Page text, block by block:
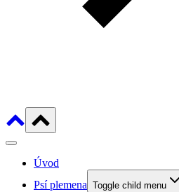
Úvod
Psí plemena Toggle child menu